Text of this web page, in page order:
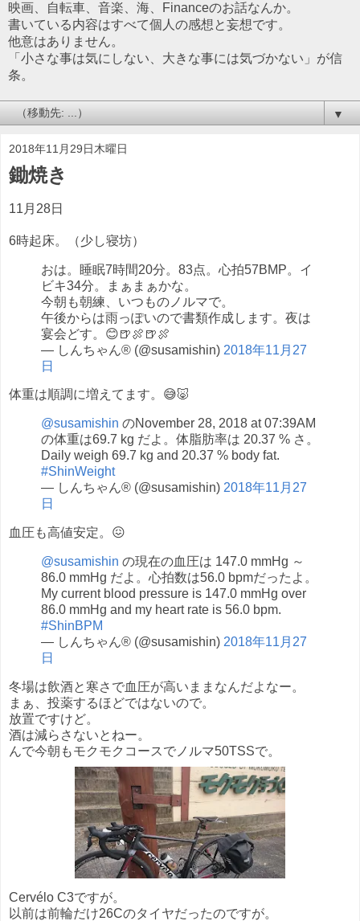
映画、自転車、音楽、海、Financeのお話なんか。
書いている内容はすべて個人の感想と妄想です。
他意はありません。
「小さな事は気にしない、大きな事には気づかない」が信
条。
▼
2018年11月29日木曜日
鋤焼き
11月28日
6時起床。（少し寝坊）
おは。睡眠7時間20分。83点。心拍57BMP。イ
ビキ34分。まぁまぁかな。
今朝も朝練、いつものノルマで。
午後からは雨っぽいので書類作成します。夜は
宴会どす。😊🍺🍖🍺🍖
— しんちゃん® (@susamishin) 2018年11月27
日
体重は順調に増えてます。😅🐷
@susamishin のNovember 28, 2018 at 07:39AM
の体重は69.7 kg だよ。体脂肪率は 20.37 % さ。
Daily weigh 69.7 kg and 20.37 % body fat.
#ShinWeight
— しんちゃん® (@susamishin) 2018年11月27
日
血圧も高値安定。😖
@susamishin の現在の血圧は 147.0 mmHg ～
86.0 mmHg だよ。心拍数は56.0 bpmだったよ。
My current blood pressure is 147.0 mmHg over
86.0 mmHg and my heart rate is 56.0 bpm.
#ShinBPM
— しんちゃん® (@susamishin) 2018年11月27
日
冬場は飲酒と寒さで血圧が高いままなんだよなー。
まぁ、投薬するほどではないので。
放置ですけど。
酒は減らさないとねー。
んで今朝もモクモクコースでノルマ50TSSで。
Cervélo C3ですが。
以前は前輪だけ26Cのタイヤだったのですが。